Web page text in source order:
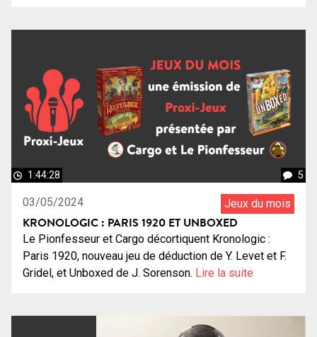
1:44:28 5
03/05/2024 Jeux du mois
KRONOLOGIC : PARIS 1920 ET UNBOXED
Le Pionfesseur et Cargo décortiquent Kronologic :
Paris 1920, nouveau jeu de déduction de Y. Levet et F.
Gridel, et Unboxed de J. Sorenson. Lire la suite